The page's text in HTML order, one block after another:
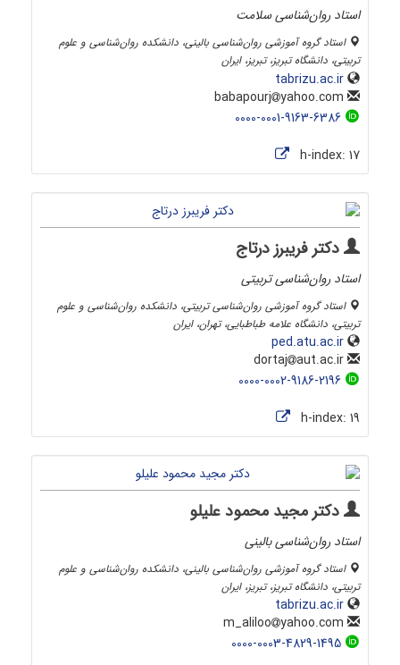
استاد روان‌شناسی سلامت
استاد گروه آموزشی روان‌شناسی بالینی، دانشکده روان‌شناسی و علوم
تربیتی، دانشگاه تبریز، تبریز، ایران
tabrizu.ac.ir
yahoo.com
0000-0001-9163-6386
h-index: 17
دکتر فریبرز درتاج
استاد روان‌شناسی تربیتی
استاد گروه آموزشی روان‌شناسی تربیتی، دانشکده روان‌شناسی و علوم
تربیتی، دانشگاه علامه طباطبایی، تهران، ایران
ped.atu.ac.ir
aut.ac.ir
0000-0002-9186-2196
h-index: 19
دکتر مجید محمود علیلو
استاد روان‌شناسی بالینی
استاد گروه آموزشی روان‌شناسی بالینی، دانشکده روان‌شناسی و علوم
تربیتی، دانشگاه تبریز، تبریز، ایران
tabrizu.ac.ir
yahoo.com
0000-0003-4829-1495